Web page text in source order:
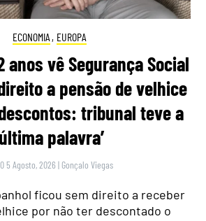
ECONOMIA , EUROPA
anos vê Segurança Social
a pensão de velhice
tribunal teve a
palavra’
5 Agosto, 2026 | Gonçalo Viegas
ficou sem direito a receber
por não ter descontado o